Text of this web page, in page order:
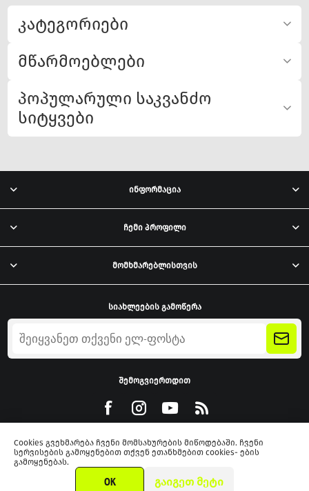
კატეგორიები
მწარმოებლები
პოპულარული საკვანძო
სიტყვები
ინფორმაცია
ჩემი პროფილი
მომხმარებლისთვის
სიახლეების გამოწერა
შემოგვიერთდით
Powered by
nopCommerce
2026 xmarket.ge. ყველა უფლება დაცულია
Cookies გვეხმარება ჩვენი მომსახურების მიწოდებაში. ჩვენი
სერვისების გამოყენებით თქვენ ეთანხმებით cookies- ების
გამოყენებას.
OK ᲒᲐᲘᲒᲔᲗ ᲛᲔᲢᲘ